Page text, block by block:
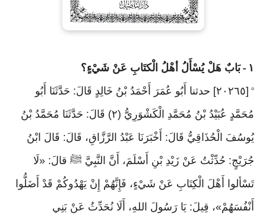
١ -بَابٌ هَلْ يُسْأَلُ أهْلُ الْكتَابِ عَنْ شَيْءٍ؟
°
[٢٠٢٦٥] حدثنا أَبُو عُمَرَ أَحْمَدُ بْنُ خَالِدٍ قَالَ: حَدَّثَنَا أَبُو
مُحَمَّدٍ عُبَيْدُ بْنُ مُحَمَّدِ الْكَشْوَرِيُّ (٢) قَالَ: حَدَّثَنَا مُحَمَّدُ بْنُ
يُوسُفَ الْحُذَاقِيُّ قَالَ: أَخْبَرَنَا عَبْدُ الرَّزَّاقِ، قَالَ: قَالَ ابْنُ
جُرَيْجٍ: حُدِّثْتُ عَنْ زَيْدِ بْنِ أَسْلَمَ، أَنَّ النَّبِيَّ ﷺ قالَ: «لَا
تَسْألوا أَهْلَ الْكِتَابِ عَنْ شَيْءٍ، فَإِنَّهُمْ إِنْ يَهْدُوكُمْ قَدْ أَضَلُّوا
أَنْفُسَهُمْ»، قِيلَ: يَا رَسُولَ اللهِ، أَلَا نُحَدِّثُ عَنْ بَنِي